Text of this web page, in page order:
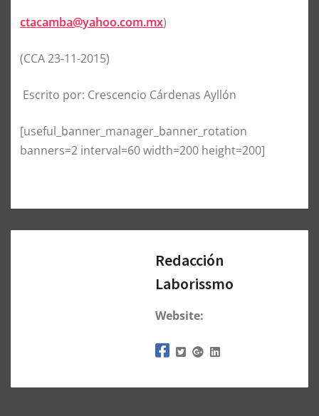
ctacamba@yahoo.com.mx)
(CCA 23-11-2015)
Escrito por: Crescencio Cárdenas Ayllón
[useful_banner_manager_banner_rotation
banners=2 interval=60 width=200 height=200]
Redacción
Laborissmo
Website: